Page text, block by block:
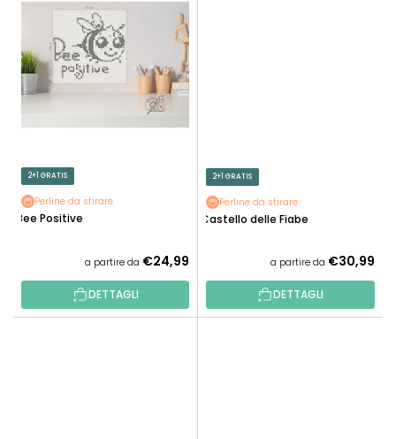
2+1 GRATIS
Perline da stirare
Bee Positive
a partire da €24,99
DETTAGLI
2+1 GRATIS
Perline da stirare
Castello delle Fiabe
a partire da €30,99
DETTAGLI